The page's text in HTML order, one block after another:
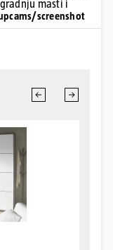
masti i
screenshot